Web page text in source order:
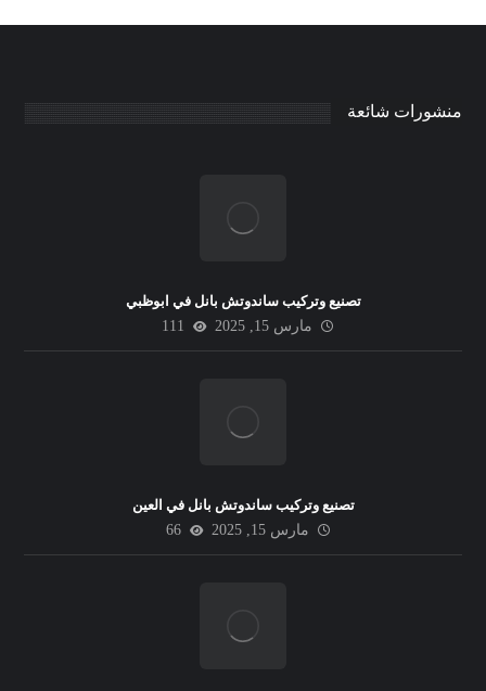
منشورات شائعة
تصنيع وتركيب ساندوتش بانل في ابوظبي
مارس 15, 2025
111
تصنيع وتركيب ساندوتش بانل في العين
مارس 15, 2025
66